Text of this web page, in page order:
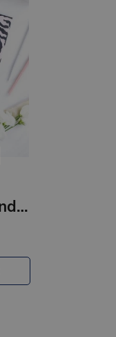
Laimīgais kalendāra plānotājs 2026 Divi veidi